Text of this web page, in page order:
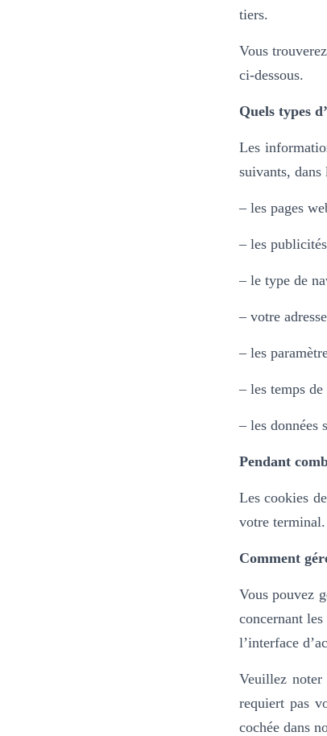
tiers.
Vous
ci-dessous.
Quels types
Les
suivants,
– les pages
– les
– le type de
– votre
– les
– les temps
– les données
Pendant
Les cookies
votre terminal.
Comment
Vous pouvez
concernant
l’interface
Veuillez noter
requiert pas
cochée dans